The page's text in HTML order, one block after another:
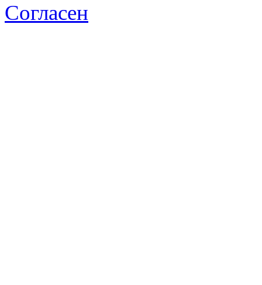
Согласен